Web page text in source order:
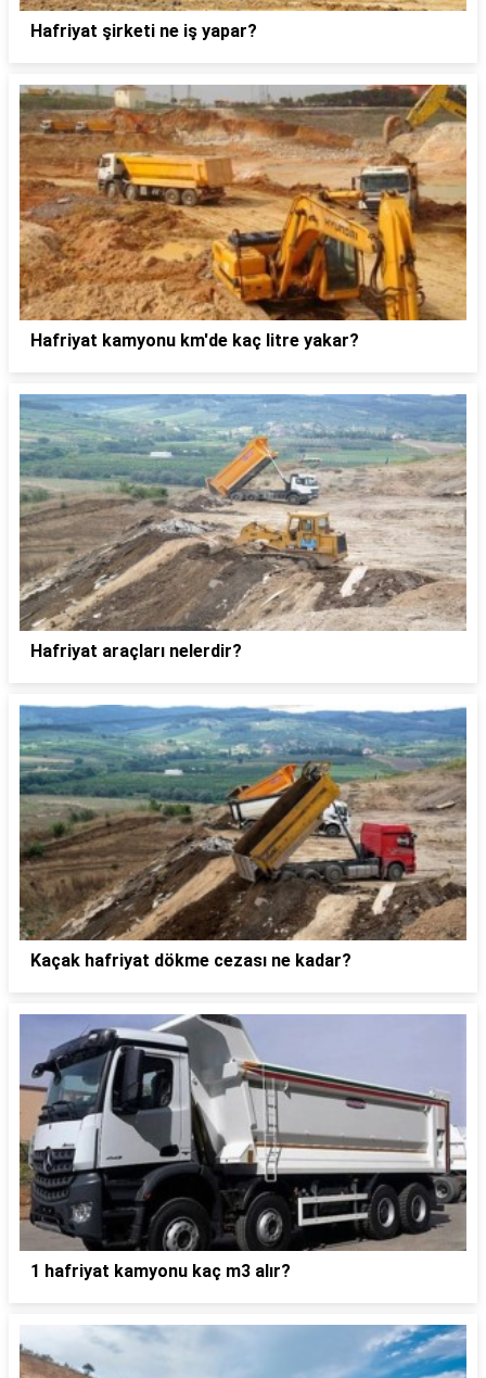
Hafriyat şirketi ne iş yapar?
Hafriyat kamyonu km'de kaç litre yakar?
Hafriyat araçları nelerdir?
Kaçak hafriyat dökme cezası ne kadar?
1 hafriyat kamyonu kaç m3 alır?